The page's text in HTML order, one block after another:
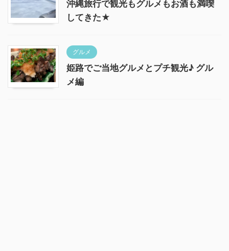
沖縄旅行で観光もグルメもお酒も満喫
してきた★
グルメ
姫路でご当地グルメとプチ観光♪ グル
メ編